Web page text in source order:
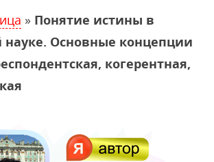
» Понятие истины в
науке. Основные концепции
когерентная,